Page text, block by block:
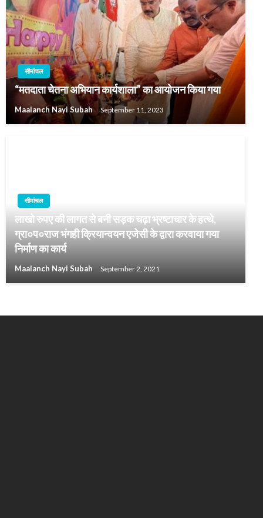
सीमांचल
“मतदाता चेतना अभियान कार्यशाला” का आयोजन किया गया
Maalanch Nayi Subah September 11, 2023
सीमांचल
लाखो रुपए की लागत से बनी सड़क चढ़ा भ्रष्टाचार के हत्थे,
ग्रा०प०राज भंगही क्रियान्वयन एजेेसी के द्वारा करवाया गया
निर्माण का कार्य
Maalanch Nayi Subah September 2, 2021